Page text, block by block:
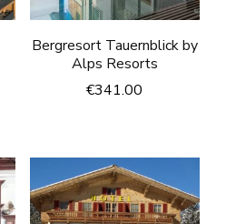
Bergresort Tauernblick by
Alps Resorts
€341.00